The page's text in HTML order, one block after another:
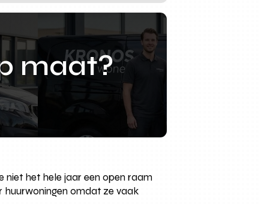
maat?
niet het hele jaar een open raam
huurwoningen omdat ze vaak